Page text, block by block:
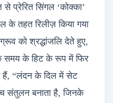
प्रेरित सिंगल ‘कोक्का’
के तहत रिलीज़ किया गया
को श्रद्धांजलि देते हुए,
समय के हिट के रूप में फिर
हैं, “लंदन के दिल में सेट
संतुलन बनाता है, जिनके